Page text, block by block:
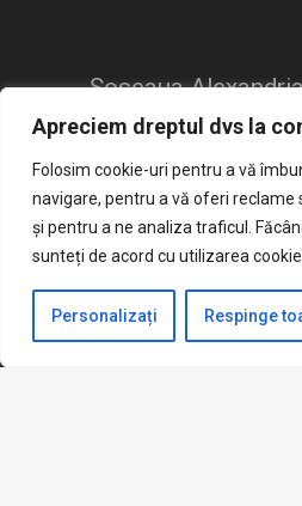
Apreciem dreptul dvs la
Folosim cookie-uri pentru a vă
navigare, pentru a vă oferi
și pentru a ne analiza traficul.
sunteți de acord cu utilizarea
Personalizați Respinge
Șoseaua
București
mail
phone 021.420.67.95